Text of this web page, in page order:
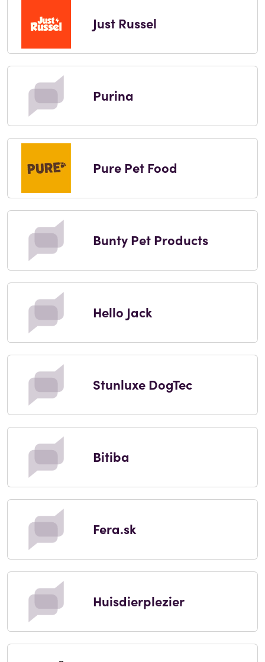
Just Russel
Purina
Pure Pet Food
Bunty Pet Products
Hello Jack
Stunluxe DogTec
Bitiba
Fera.sk
Huisdierplezier